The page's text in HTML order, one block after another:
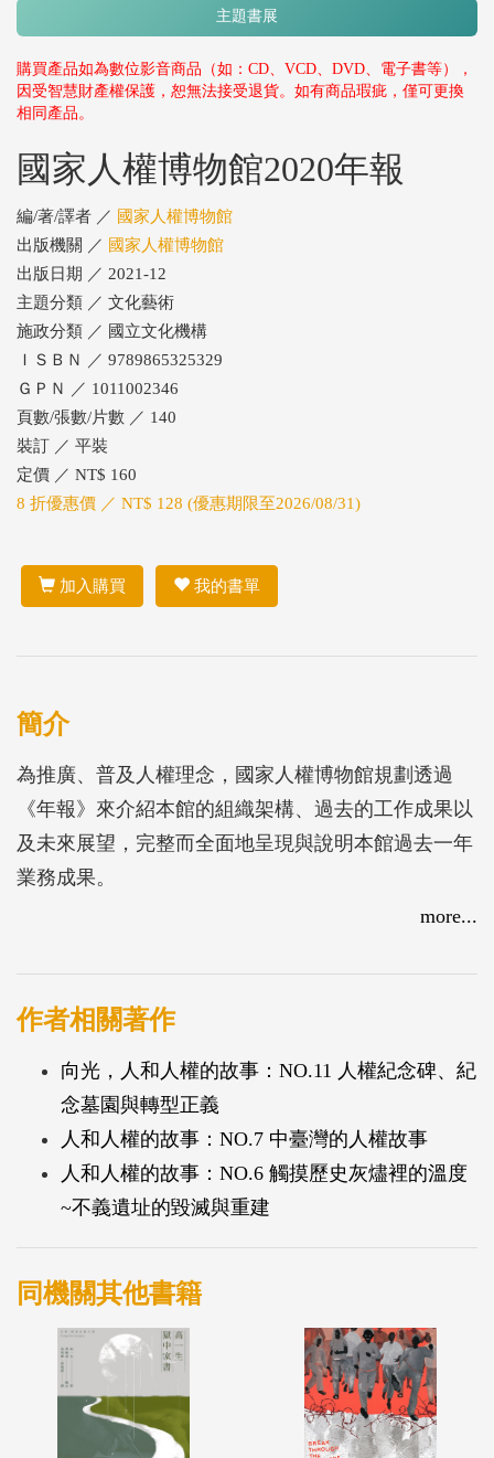
主題書展
購買產品如為數位影音商品（如：CD、VCD、DVD、電子書等），
因受智慧財產權保護，恕無法接受退貨。如有商品瑕疵，僅可更換
相同產品。
國家人權博物館2020年報
編/著/譯者 ／ 國家人權博物館
出版機關 ／ 國家人權博物館
出版日期 ／ 2021-12
主題分類 ／ 文化藝術
施政分類 ／ 國立文化機構
ＩＳＢＮ ／ 9789865325329
ＧＰＮ ／ 1011002346
頁數/張數/片數 ／ 140
裝訂 ／ 平裝
定價 ／ NT$ 160
8 折優惠價 ／ NT$ 128 (優惠期限至2026/08/31)
加入購買 我的書單
簡介
為推廣、普及人權理念，國家人權博物館規劃透過
《年報》來介紹本館的組織架構、過去的工作成果以
及未來展望，完整而全面地呈現與說明本館過去一年
業務成果。
more...
作者相關著作
向光，人和人權的故事：NO.11 人權紀念碑、紀
念墓園與轉型正義
人和人權的故事：NO.7 中臺灣的人權故事
人和人權的故事：NO.6 觸摸歷史灰燼裡的溫度
~不義遺址的毀滅與重建
同機關其他書籍